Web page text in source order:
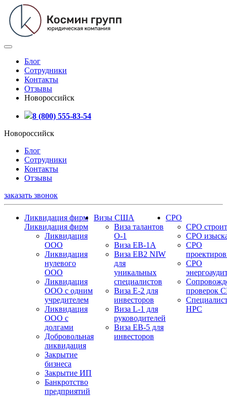
Блог
Сотрудники
Контакты
Отзывы
Новороссийск
8 (800) 555-83-54
Новороссийск
Блог
Сотрудники
Контакты
Отзывы
заказать звонок
Ликвидация фирм
Ликвидация фирм
Ликвидация
ООО
Ликвидация
нулевого
ООО
Ликвидация
ООО с одним
учредителем
Ликвидация
ООО с
долгами
Добровольная
ликвидация
Закрытие
бизнеса
Закрытие ИП
Банкротство
предприятий
Визы США
Виза талантов
О-1
Виза EB-1A
Виза EB2 NIW
для
уникальных
специалистов
Виза E-2 для
инвесторов
Виза L-1 для
руководителей
Виза EB-5 для
инвесторов
СРО
СРО
СРО
СРО
СРО
проверок
НРС